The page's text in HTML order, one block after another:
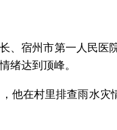
、宿州市第一人民
达到顶峰。
他在村里排查雨水